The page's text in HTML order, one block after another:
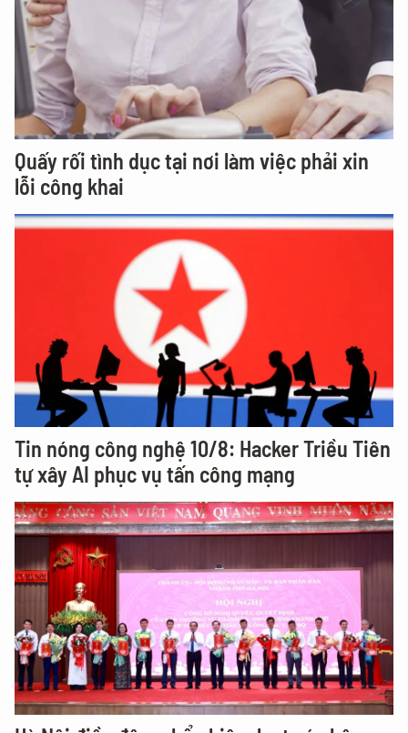
Quấy rối tình dục tại nơi làm việc phải xin
lỗi công khai
Tin nóng công nghệ 10/8: Hacker Triều Tiên
tự xây AI phục vụ tấn công mạng